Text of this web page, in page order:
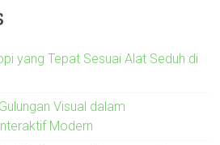
yang Tepat Sesuai Alat Seduh di
Visual dalam
Modern